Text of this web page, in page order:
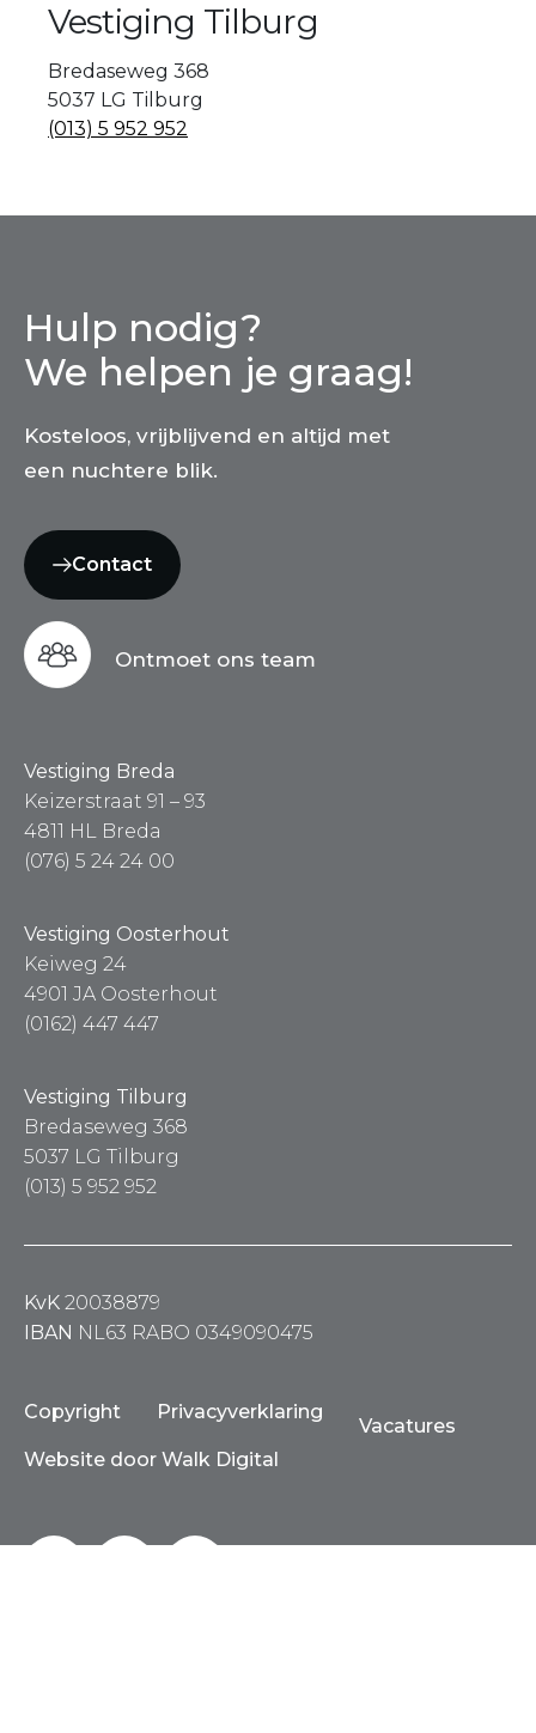
Vestiging Tilburg
Bredaseweg 368
5037 LG Tilburg
(013) 5 952 952
Hulp nodig?
We helpen je graag!
Kosteloos, vrijblijvend en altijd met
een nuchtere blik.
Contact
Ontmoet ons team
Vestiging Breda
Keizerstraat 91 – 93
4811 HL Breda
(076) 5 24 24 00
Vestiging Oosterhout
Keiweg 24
4901 JA Oosterhout
(0162) 447 447
Vestiging Tilburg
Bredaseweg 368
5037 LG Tilburg
(013) 5 952 952
KvK 20038879
IBAN NL63 RABO 0349090475
Copyright Privacyverklaring
Vacatures
Website door Walk Digital